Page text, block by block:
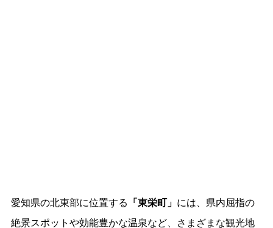
愛知県の北東部に位置する 「東栄町」 には、県内屈指の
絶景スポットや効能豊かな温泉など、さまざまな観光地